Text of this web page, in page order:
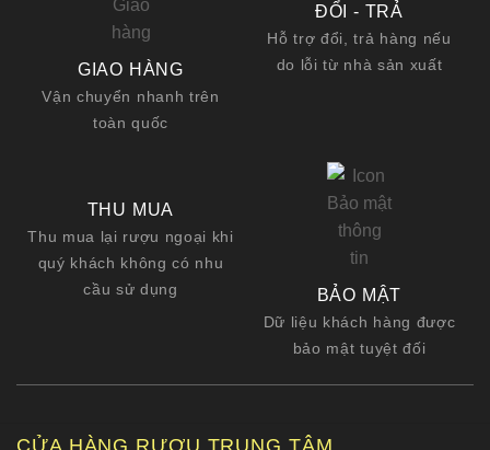
GIAO HÀNG
Vận chuyển nhanh trên
toàn quốc
ĐỔI - TRẢ
Hỗ trợ đổi, trả hàng nếu
do lỗi từ nhà sản xuất
THU MUA
Thu mua lại rượu ngoại khi
quý khách không có nhu
cầu sử dụng
BẢO MẬT
Dữ liệu khách hàng được
bảo mật tuyệt đối
CỬA HÀNG RƯỢU TRUNG TÂM